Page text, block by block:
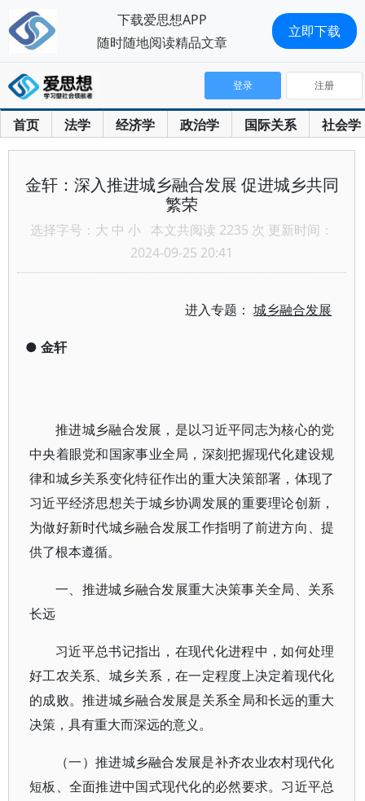
首页 法学 经济学 政治学 国际关系 社会学
登录 注册
金轩：深入推进城乡融合发展 促进城乡共同
繁荣
选择字号： 大 中 小 本文共阅读 2235 次 更新时间：
2024-09-25 20:41
进入专题：城乡融合发展
● 金轩
推进城乡融合发展，是以习近平同志为核心的党
中央着眼党和国家事业全局，深刻把握现代化建设规
律和城乡关系变化特征作出的重大决策部署，体现了
习近平经济思想关于城乡协调发展的重要理论创新，
为做好新时代城乡融合发展工作指明了前进方向、提
供了根本遵循。
一、推进城乡融合发展重大决策事关全局、关系
长远
习近平总书记指出，在现代化进程中，如何处理
好工农关系、城乡关系，在一定程度上决定着现代化
的成败。推进城乡融合发展是关系全局和长远的重大
决策，具有重大而深远的意义。
（一）推进城乡融合发展是补齐农业农村现代化
短板、全面推进中国式现代化的必然要求。习近平总
下载爱思想APP
随时随地阅读精品文章
立即下载